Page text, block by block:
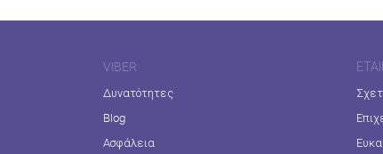
VIBER
Δυνατότητες
Blog
Ασφάλεια